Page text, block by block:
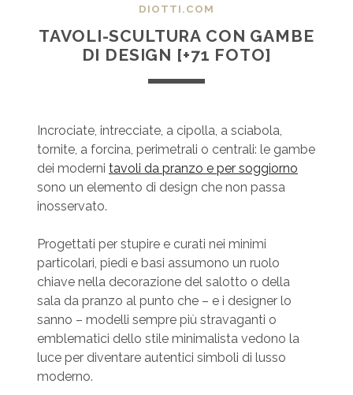
DIOTTI.COM
TAVOLI-SCULTURA CON GAMBE
DI DESIGN [+71 FOTO]
Incrociate, intrecciate, a cipolla, a sciabola,
tornite, a forcina, perimetrali o centrali: le gambe
dei moderni tavoli da pranzo e per soggiorno
sono un elemento di design che non passa
inosservato.
Progettati per stupire e curati nei minimi
particolari, piedi e basi assumono un ruolo
chiave nella decorazione del salotto o della
sala da pranzo al punto che – e i designer lo
sanno – modelli sempre più stravaganti o
emblematici dello stile minimalista vedono la
luce per diventare autentici simboli di lusso
moderno.